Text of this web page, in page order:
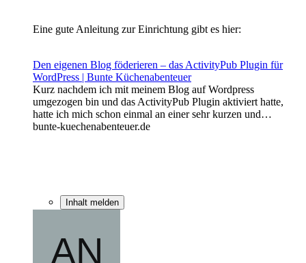
Eine gute Anleitung zur Einrichtung gibt es hier:
Den eigenen Blog föderieren – das ActivityPub Plugin für
WordPress | Bunte Küchenabenteuer
Kurz nachdem ich mit meinem Blog auf Wordpress
umgezogen bin und das ActivityPub Plugin aktiviert hatte,
hatte ich mich schon einmal an einer sehr kurzen und…
bunte-kuechenabenteuer.de
Inhalt melden